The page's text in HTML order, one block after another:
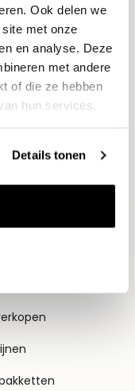
Ook delen we
met onze
en analyse. Deze
met andere
of die ze hebben
hun services.
Details tonen